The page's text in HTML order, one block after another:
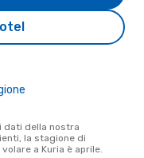
la stagione di
a Kuria è aprile.